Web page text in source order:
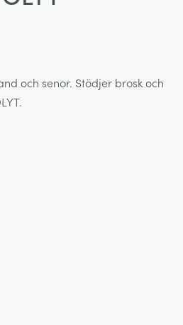
och senor. Stödjer brosk och